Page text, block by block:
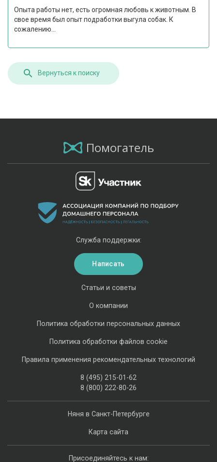
Опыта работы нет, есть огромная любовь к животным. В
свое время был опыт подработки выгула собак. К
сожалению...
Вернуться к поиску
Помогатель
Няня в Санкт-Петербурге
Карта сайта
Статьи и советы
О компании
Политика обработки персональных данных
Политика обработки файлов cookie
Правила применения рекомендательных технологий
8 (495) 215-01-62
8 (800) 222-80-26
Служба поддержки:
Написать
Присоединяйтесь к нам: